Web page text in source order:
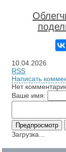
10.04.2026
RSS
Написать
Нет
Ваше имя:
Загрузка...